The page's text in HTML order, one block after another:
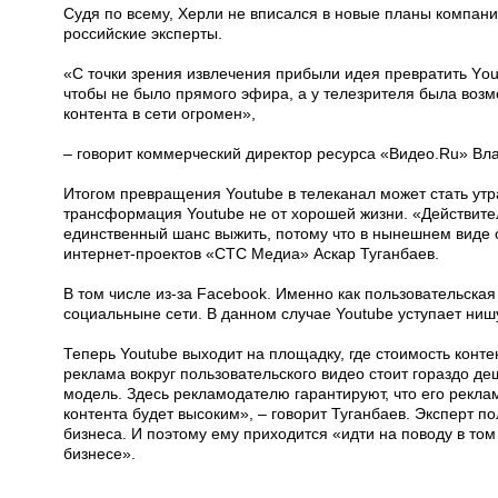
Судя по всему, Херли не вписался в новые планы
российские эксперты.
«С точки зрения извлечения прибыли идея превратить
чтобы не было прямого эфира, а у телезрителя была
контента в сети огромен»,
– говорит коммерческий директор ресурса «Видео.Ru»
Итогом превращения Youtube в телеканал может стать
трансформация Youtube не от хорошей жизни.
единственный шанс выжить, потому что в нынешнем виде
интернет-проектов «СТС Медиа» Аскар Туганбаев.
В том числе из-за Facebook. Именно как
социальныне сети. В данном случае Youtube уступает
Теперь Youtube выходит на площадку, где стоимость
реклама вокруг пользовательского видео стоит гораздо
модель. Здесь рекламодателю гарантируют, что его
контента будет высоким», – говорит Туганбаев. Эксперт
бизнеса. И поэтому ему приходится «идти на поводу в
бизнесе».